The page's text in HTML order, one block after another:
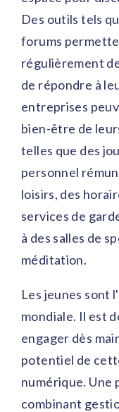
Des outils tels
forums
régulièrement
de répondre à
entreprises
bien-être de
telles que des
personnel
loisirs, des
services de
à des salles de
méditation.
Les jeunes sont
mondiale. Il est
engager dès
potentiel de
numérique. Une
combinant